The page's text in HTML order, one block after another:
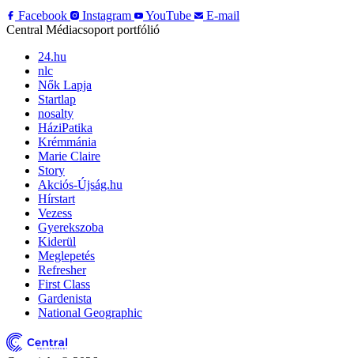
Facebook
Instagram YouTube
E-mail
Central Médiacsoport portfólió
24.hu
nlc
Nők Lapja
Startlap
nosalty
HáziPatika
Krémmánia
Marie Claire
Story
Akciós-Újság.hu
Hírstart
Vezess
Gyerekszoba
Kiderül
Meglepetés
Refresher
First Class
Gardenista
National Geographic